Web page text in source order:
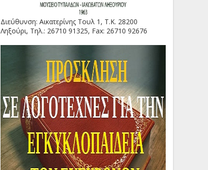
Διεύθυνση: Αικατερίνης Τουλ 1, Τ.Κ. 28200
Ληξούρι, Τηλ.: 26710 91325, Fax: 26710 92676